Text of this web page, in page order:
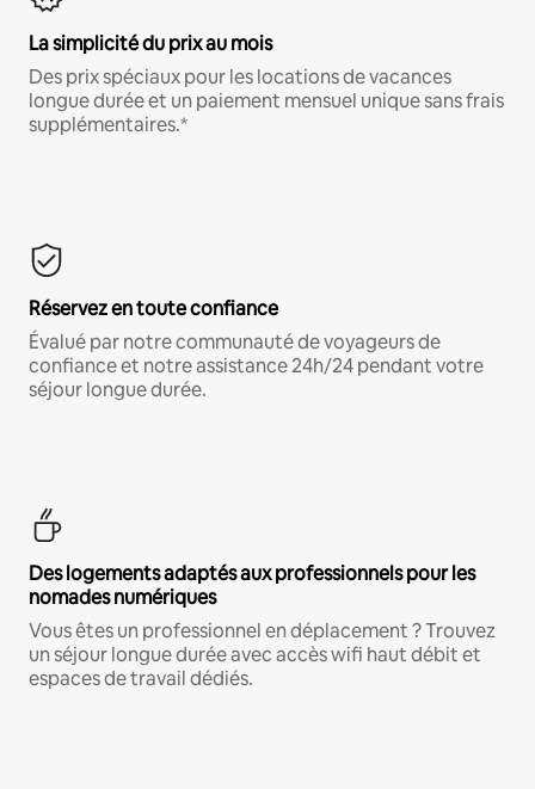
La simplicité du prix au mois
Des prix spéciaux pour les locations de vacances
longue durée et un paiement mensuel unique sans frais
supplémentaires.*
Réservez en toute confiance
Évalué par notre communauté de voyageurs de
confiance et notre assistance 24h/24 pendant votre
séjour longue durée.
Des logements adaptés aux professionnels pour les
nomades numériques
Vous êtes un professionnel en déplacement ? Trouvez
un séjour longue durée avec accès wifi haut débit et
espaces de travail dédiés.